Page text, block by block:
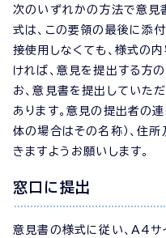
次のいずれかの方法で意見
式は、この要領の最後に添
接使用しなくても、様式の
ければ、意見を提出する方
お、意見書を提出していた
あります。意見の提出者の連
体の場合はその名称）、住
きますようお願いします。
窓口に提出
意見書の様式に従い、A4サ